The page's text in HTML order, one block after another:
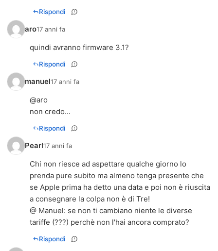
Rispondi
aro17 anni fa
quindi avranno firmware 3.1?
Rispondi
manuel17 anni fa
@aro
non credo...
Rispondi
Pearl17 anni fa
Chi non riesce ad aspettare qualche giorno lo
prenda pure subito ma almeno tenga presente che
se Apple prima ha detto una data e poi non è riuscita
a consegnare la colpa non è di Tre!
@ Manuel: se non ti cambiano niente le diverse
tariffe (???) perchè non l'hai ancora comprato?
Rispondi